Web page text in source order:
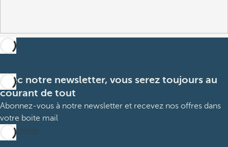
Avec notre newsletter, vous serez toujours au
courant de tout
Abonnez-vous à notre newsletter et recevez nos offres dans
votre boite mail
M’abonner